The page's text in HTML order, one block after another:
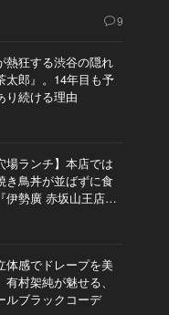
9
熱狂する渋谷の隠れ
太郎』。14年目も予
り続ける理由
場ランチ】本店では
き鳥丼が並ばずに食
伊勢廣 赤坂山王店』
体感でドレープを美
有村架純が魅せる、
ルブラックコーデ